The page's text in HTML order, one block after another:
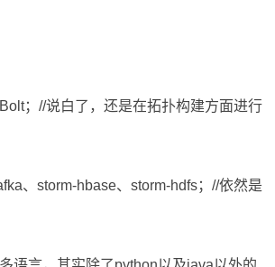
；//说白了，还是在拓扑构建方面进行
、storm-hbase、storm-hdfs；//依然是